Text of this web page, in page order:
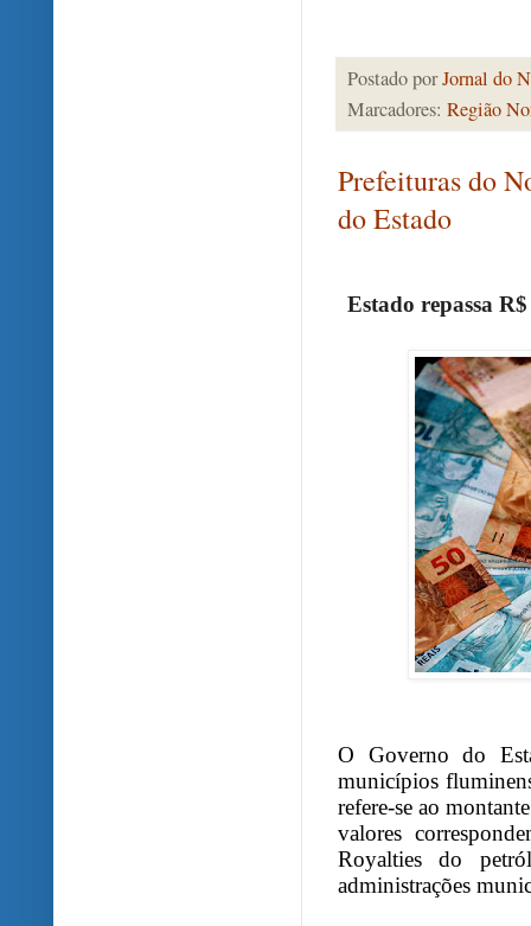
Postado porJornal do
Marcadores: Região
Prefeituras do
do Estado
Estado repassa
O Governo do
municípios
refere-se ao
valores
Royalties do
administrações